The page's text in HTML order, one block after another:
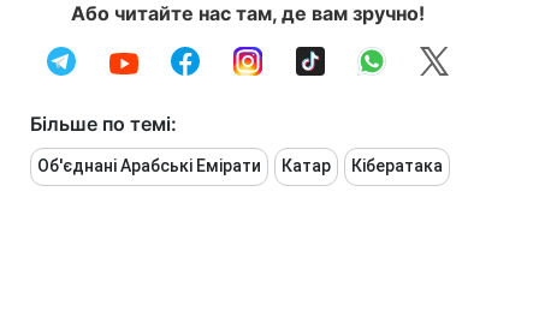
Або читайте нас там, де вам зручно!
Більше по темі:
Об'єднані Арабські Емірати Катар Кібератака